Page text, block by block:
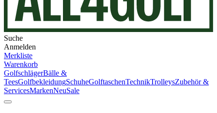
Suche
Anmelden
Merkliste
Warenkorb
GolfschlägerBälle &
TeesGolfbekleidungSchuheGolftaschenTechnikTrolleysZubehör &
ServicesMarkenNeuSale